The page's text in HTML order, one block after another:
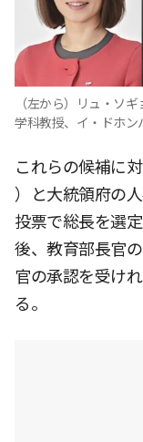
（左から）リュ・ソ
学科教授、イ・ドホン
これらの候補に
）と大統領府の
投票で総長を選
後、教育部長官
官の承認を受け
る。